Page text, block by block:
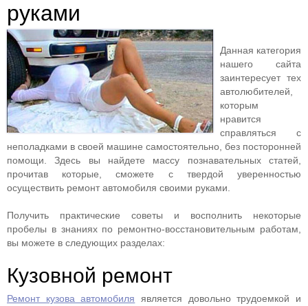
руками
Данная категория
нашего сайта
заинтересует тех
автолюбителей,
которым
нравится
справляться с
неполадками в своей машине самостоятельно, без посторонней
помощи. Здесь вы найдете массу познавательных статей,
прочитав которые, сможете с твердой уверенностью
осуществить ремонт автомобиля своими руками.
Получить практические советы и восполнить некоторые
пробелы в знаниях по ремонтно-восстановительным работам,
вы можете в следующих разделах:
Кузовной ремонт
Ремонт кузова автомобиля является довольно трудоемкой и